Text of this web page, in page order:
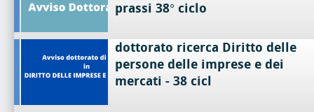
prassi 38° ciclo
dottorato ricerca Diritto delle
persone delle imprese e dei
mercati - 38 cicl